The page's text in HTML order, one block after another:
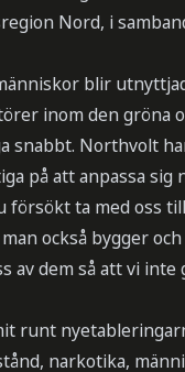
Nord, i
blir
inom den gröna
snabbt. Northvolt
på att anpassa sig
försökt ta med oss
också bygger
dem så att vi inte
runt
narkotika,